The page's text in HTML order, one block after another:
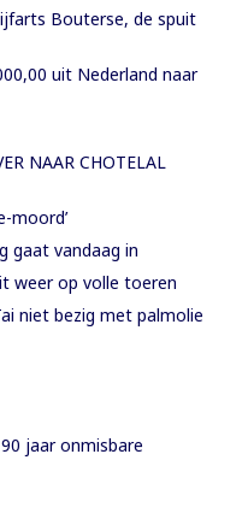
Bouterse, de spuit
uit Nederland naar
NAAR CHOTELAL
moord’
gaat vandaag in
weer op volle toeren
niet bezig met palmolie
jaar onmisbare